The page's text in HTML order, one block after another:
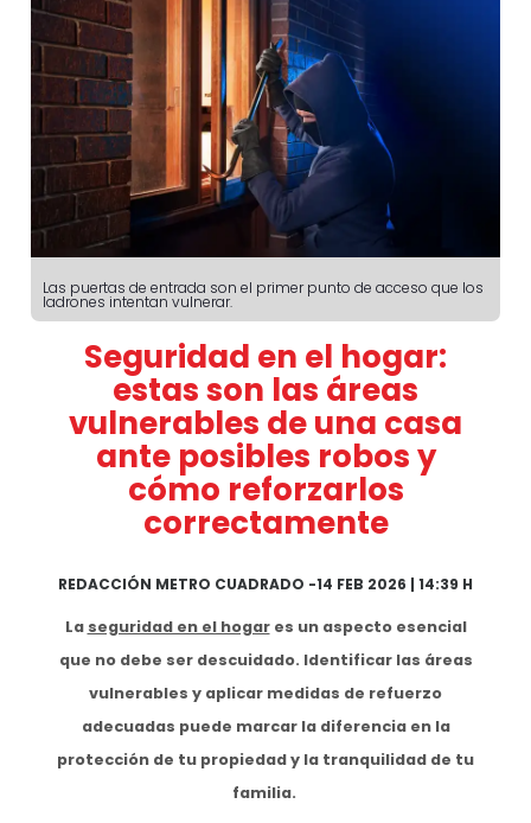
Las puertas de entrada son el primer punto de acceso que los
ladrones intentan vulnerar.
Seguridad en el hogar:
estas son las áreas
vulnerables de una casa
ante posibles robos y
cómo reforzarlos
correctamente
REDACCIÓN METRO CUADRADO -14 FEB 2026 | 14:39 H
La seguridad en el hogares un aspecto esencial
que no debe ser descuidado. Identificar las áreas
vulnerables y aplicar medidas de refuerzo
adecuadas puede marcar la diferencia en la
protección de tu propiedad y la tranquilidad de tu
familia.